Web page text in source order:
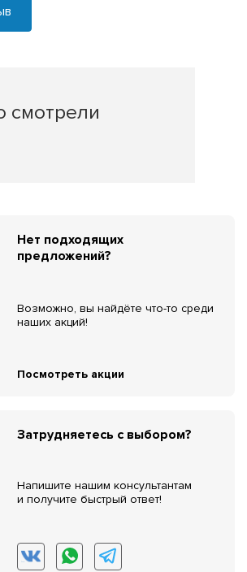
смотрели
Нет подходящих
предложений?
Возможно, вы найдёте что-то среди
наших акций!
Посмотреть акции
Затрудняетесь с выбором?
Напишите нашим консультантам
и получите быстрый ответ!